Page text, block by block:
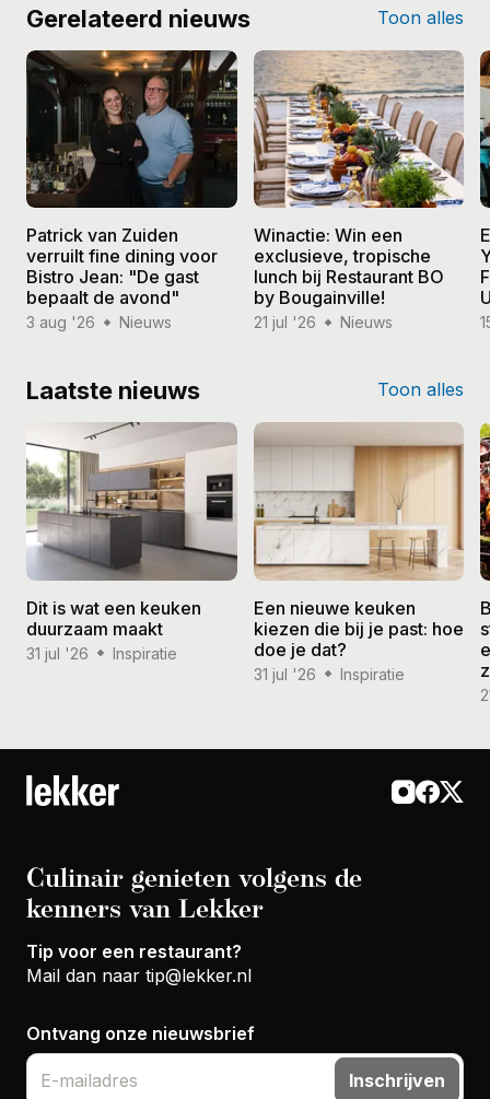
Gerelateerd nieuws Toon alles
Patrick van Zuiden
verruilt fine dining voor
Bistro Jean: "De gast
bepaalt de avond"
3 aug '26 Nieuws
Winactie: Win een
exclusieve, tropische
lunch bij Restaurant BO
by Bougainville!
21 jul '26 Nieuws
Laatste nieuws Toon alles
Dit is wat een keuken
duurzaam maakt
31 jul '26 Inspiratie
Een nieuwe keuken
kiezen die bij je past: hoe
doe je dat?
31 jul '26 Inspiratie
Culinair genieten volgens de
kenners van Lekker
Tip voor een restaurant?
Mail dan naar tip@lekker.nl
Ontvang onze nieuwsbrief
Inschrijven